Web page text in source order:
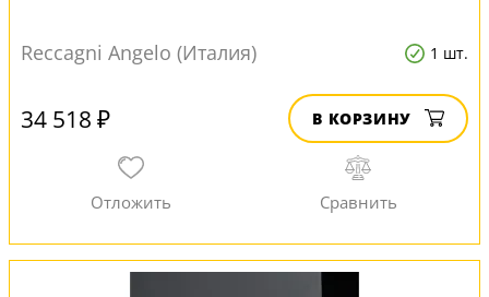
Reccagni Angelo (Италия) 1 шт.
34 518 ₽ В КОРЗИНУ